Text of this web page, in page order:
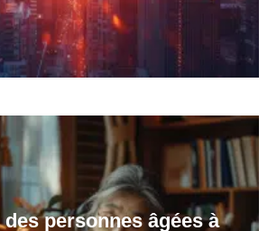
personnes âgées à